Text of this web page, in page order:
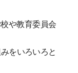
や教育委員会
をいろいろと